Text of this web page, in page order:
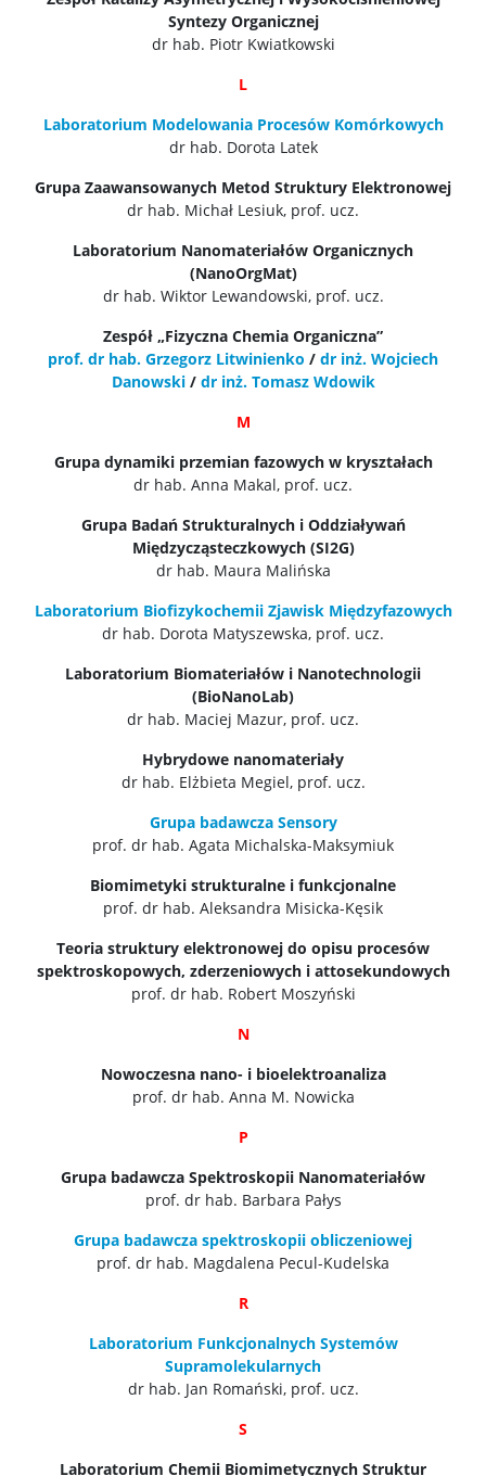
Syntezy Organicznej
dr hab. Piotr Kwiatkowski
L
Laboratorium Modelowania Procesów Komórkowych
dr hab. Dorota Latek
Grupa Zaawansowanych Metod Struktury Elektronowej
dr hab. Michał Lesiuk, prof. ucz.
Laboratorium Nanomateriałów Organicznych
(NanoOrgMat)
dr hab. Wiktor Lewandowski, prof. ucz.
Zespół „Fizyczna Chemia Organiczna”
prof. dr hab. Grzegorz Litwinienko / dr inż. Wojciech
Danowski/ dr inż. Tomasz Wdowik
M
Grupa dynamiki przemian fazowych w kryształach
dr hab. Anna Makal, prof. ucz.
Grupa Badań Strukturalnych i Oddziaływań
Międzycząsteczkowych (SI2G)
dr hab. Maura Malińska
Laboratorium Biofizykochemii Zjawisk Międzyfazowych
dr hab. Dorota Matyszewska, prof. ucz.
Laboratorium Biomateriałów i Nanotechnologii
(BioNanoLab)
dr hab. Maciej Mazur, prof. ucz.
Hybrydowe nanomateriały
dr hab. Elżbieta Megiel, prof. ucz.
Grupa badawcza Sensory
prof. dr hab. Agata Michalska-Maksymiuk
Biomimetyki strukturalne i funkcjonalne
prof. dr hab. Aleksandra Misicka-Kęsik
Teoria struktury elektronowej do opisu procesów
spektroskopowych, zderzeniowych i attosekundowych
prof. dr hab. Robert Moszyński
N
Nowoczesna nano- i bioelektroanaliza
prof. dr hab. Anna M. Nowicka
P
Grupa badawcza Spektroskopii Nanomateriałów
prof. dr hab. Barbara Pałys
Grupa badawcza spektroskopii obliczeniowej
prof. dr hab. Magdalena Pecul-Kudelska
R
Laboratorium Funkcjonalnych Systemów
Supramolekularnych
dr hab. Jan Romański, prof. ucz.
S
Laboratorium Chemii Biomimetycznych Struktur